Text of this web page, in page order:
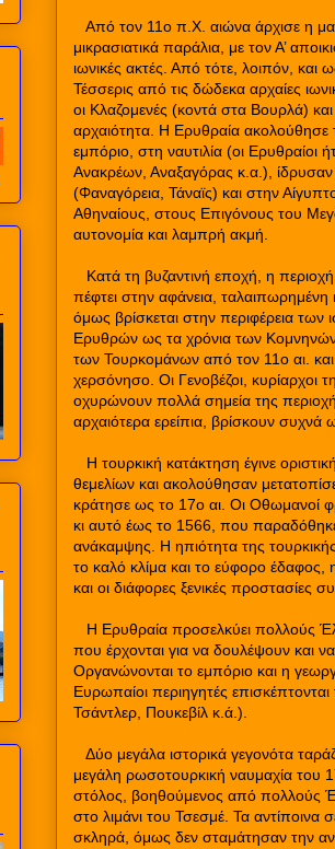
Από τον 11ο π.Χ. αιώνα άρχισε η
μικρασιατικά παράλια, με τον Α’
ιωνικές ακτές. Από τότε, λοιπόν, και
Τέσσερις από τις δώδεκα αρχαίες
οι Κλαζομενές (κοντά στα Βουρλά)
αρχαιότητα. Η Ερυθραία ακολούθησε
εμπόριο, στη ναυτιλία (οι Ερυθραίοι
Ανακρέων, Αναξαγόρας κ.α.),
(Φαναγόρεια, Τάναϊς) και στην
Αθηναίους, στους Επιγόνους του
αυτονομία και λαμπρή ακμή.
Κατά τη βυζαντινή εποχή, η περιοχή
πέφτει στην αφάνεια, ταλαιπωρημένη
όμως βρίσκεται στην περιφέρεια των
Ερυθρών ως τα χρόνια των
των Τουρκομάνων από τον 11ο αι.
χερσόνησο. Οι Γενοβέζοι, κυρίαρχοι
οχυρώνουν πολλά σημεία της
αρχαιότερα ερείπια, βρίσκουν συχνά
Η τουρκική κατάκτηση έγινε
θεμελίων και ακολούθησαν
κράτησε ως το 17ο αι. Οι Οθωμανοί
κι αυτό έως το 1566, που
ανάκαμψης. Η ηπιότητα της
το καλό κλίμα και το εύφορο έδαφος,
και οι διάφορες ξενικές προστασίες
Η Ερυθραία προσελκύει πολλούς
που έρχονται για να δουλέψουν και
Οργανώνονται το εμπόριο και η
Ευρωπαίοι περιηγητές
Τσάντλερ, Πουκεβίλ κ.ά.).
Δύο μεγάλα ιστορικά γεγονότα
μεγάλη ρωσοτουρκική ναυμαχία
στόλος, βοηθούμενος από πολλούς
στο λιμάνι του Τσεσμέ. Τα
σκληρά, όμως δεν σταμάτησαν την